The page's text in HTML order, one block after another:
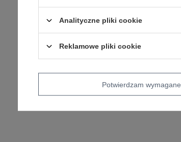
Analityczne pliki cookie
Reklamowe pliki cookie
Potwierdzam wymagane